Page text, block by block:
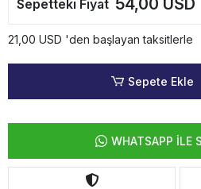
Sepetteki Fiyat 54,00 USD
21,00 USD 'den başlayan taksitlerle
Sepete Ekle
WHATSAPP İLE